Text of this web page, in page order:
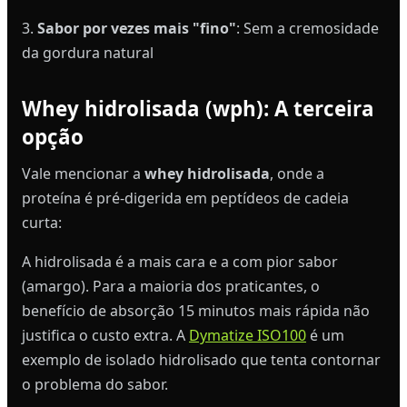
3. Sabor por vezes mais "fino": Sem a cremosidade
da gordura natural
Whey hidrolisada (wph): A terceira
opção
Vale mencionar a whey hidrolisada, onde a
proteína é pré-digerida em peptídeos de cadeia
curta:
A hidrolisada é a mais cara e a com pior sabor
(amargo). Para a maioria dos praticantes, o
benefício de absorção 15 minutos mais rápida não
justifica o custo extra. A Dymatize ISO100 é um
exemplo de isolado hidrolisado que tenta contornar
o problema do sabor.